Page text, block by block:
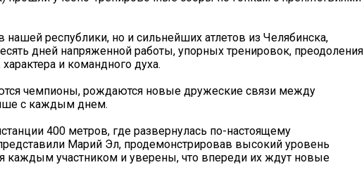
республики, но и сильнейших атлетов из Челябинска,
дней напряженной работы, упорных тренировок, преодоления
и командного духа.
чемпионы, рождаются новые дружеские связи между
с каждым днем.
400 метров, где развернулась по-настоящему
Марий Эл, продемонстрировав высокий уровень
каждым участником и уверены, что впереди их ждут новые